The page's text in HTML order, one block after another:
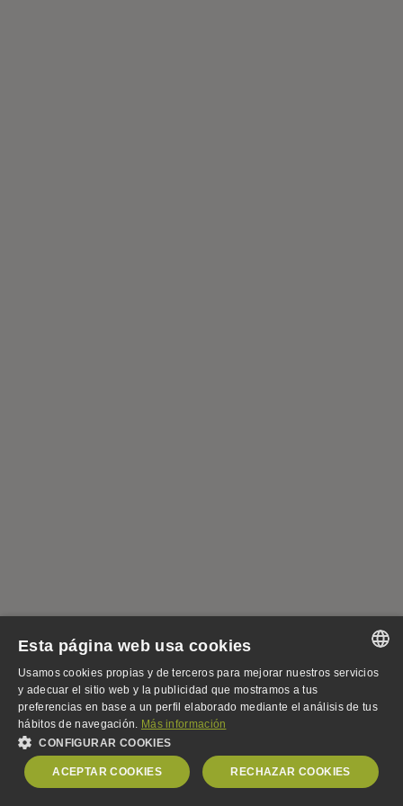
GERMAN
Esta página web usa cookies
Usamos cookies propias y de terceros para mejorar nuestros servicios
y adecuar el sitio web y la publicidad que mostramos a tus
preferencias en base a un perfil elaborado mediante el análisis de tus
hábitos de navegación. Más información
CONFIGURAR COOKIES
ACEPTAR COOKIES RECHAZAR COOKIES